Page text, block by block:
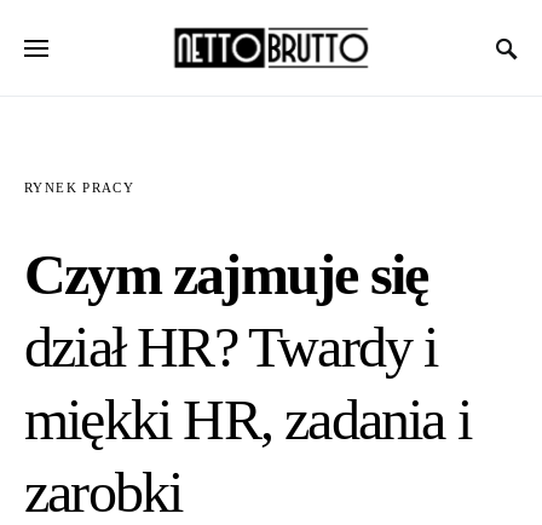
RYNEK PRACY
Czym zajmuje się
dział HR? Twardy i
miękki HR, zadania i
zarobki